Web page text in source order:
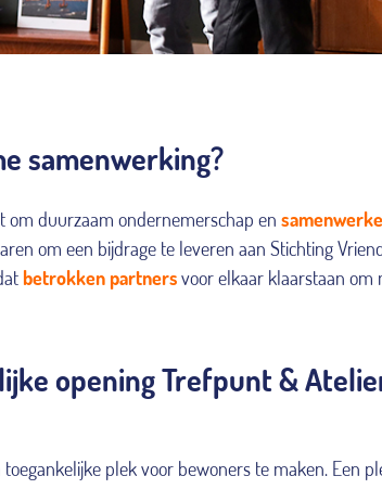
samenwerking?
om duurzaam ondernemerschap en
om een bijdrage te leveren aan Stichting
betrokken partnersvoor elkaar klaarstaan om
opening Trefpunt &
plek voor bewoners te maken. Een